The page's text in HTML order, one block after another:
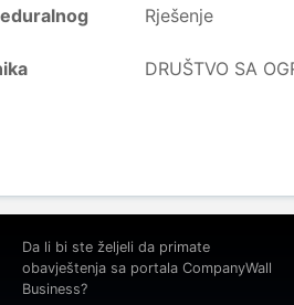
Rješenje
DRUŠTVO SA
Da li bi ste željeli da primate
obavještenja sa portala CompanyWall
Business?